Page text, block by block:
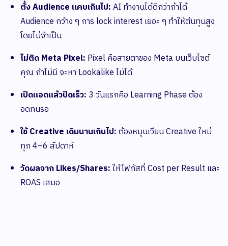
ตั้ง Audience แคบเกินไป:AI ทำงานได้ดีกว่าถ้าได้
Audience กว้าง ๆ การ lock interest เยอะ ๆ ทำให้ต้นทุนสูง
โดยไม่จำเป็น
ไม่ติด Meta Pixel: Pixel คือสายตาของ Meta บนเว็บไซต์
คุณ ถ้าไม่มี จะหา Lookalike ไม่ได้
เปิดแอดแล้วปิดเร็ว: 3 วันแรกคือ Learning Phase ต้อง
อดทนรอ
ใช้ Creative เดิมนานเกินไป:ต้องหมุนเวียน Creative ใหม่
ทุก 4–6 สัปดาห์
วัดผลจาก Likes/Shares:ให้โฟกัสที่ Cost per Result และ
ROAS เสมอ